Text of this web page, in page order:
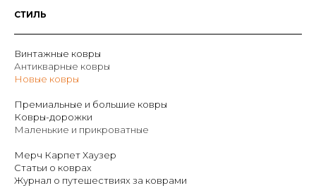
СТИЛЬ
Винтажные ковры
Антикварные ковры
Новые ковры
Премиальные и большие ковры
Ковры-дорожки
Маленькие и прикроватные
Мерч Карпет Хаузер
Статьи о коврах
Журнал о путешествиях за коврами